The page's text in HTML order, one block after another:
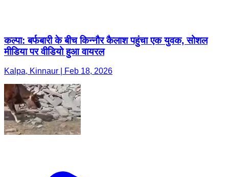
कल्पा: बर्फबारी के बीच किन्नौर कैलाश पहुंचा एक युवक, सोशल
मीडिया पर वीडियो हुआ वायरल
Kalpa, Kinnaur | Feb 18, 2026